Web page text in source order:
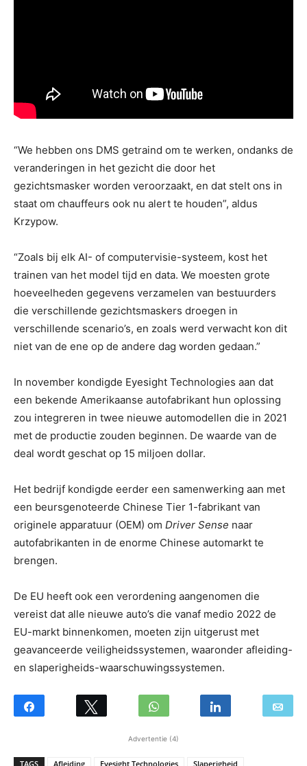
“We hebben ons DMS getraind om te werken, ondanks de
veranderingen in het gezicht die door het
gezichtsmasker worden veroorzaakt, en dat stelt ons in
staat om chauffeurs ook nu alert te houden”, aldus
Krzypow.
“Zoals bij elk AI- of computervisie-systeem, kost het
trainen van het model tijd en data. We moesten grote
hoeveelheden gegevens verzamelen van bestuurders
die verschillende gezichtsmaskers droegen in
verschillende scenario’s, en zoals werd verwacht kon dit
niet van de ene op de andere dag worden gedaan.”
In november kondigde Eyesight Technologies aan dat
een bekende Amerikaanse autofabrikant hun oplossing
zou integreren in twee nieuwe automodellen die in 2021
met de productie zouden beginnen. De waarde van de
deal wordt geschat op 15 miljoen dollar.
Het bedrijf kondigde eerder een samenwerking aan met
een beursgenoteerde Chinese Tier 1-fabrikant van
originele apparatuur (OEM) om Driver Sense naar
autofabrikanten in de enorme Chinese automarkt te
brengen.
De EU heeft ook een verordening aangenomen die
vereist dat alle nieuwe auto’s die vanaf medio 2022 de
EU-markt binnenkomen, moeten zijn uitgerust met
geavanceerde veiligheidssystemen, waaronder afleiding-
en slaperigheids-waarschuwingssystemen.
Advertentie (4)
TAGS Afleiding Eyesight Technologies Slaperigheid